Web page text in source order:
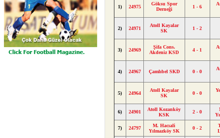
1) 24975
Göksu Spor
Derneği
1 - 6
2) 24971
Atoll Kayalar
SK
1 - 2
3) 24969
Şifa Cons.
Akdeniz KSD
4 - 1
4) 24967 Çamlıbel SKD 0 - 0
5) 24964
Atoll Kayalar
SK
0 - 0
6) 24901
Atoll Kozanköy
KSK
2 - 0
7) 24797
M. Hacıali
Yılmazköy SK
0 - 2